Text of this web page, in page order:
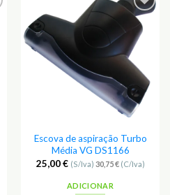
Escova de aspiração Turbo
Média VG DS1166
25,00€ (S/Iva) 30,75€(C/Iva)
ADICIONAR